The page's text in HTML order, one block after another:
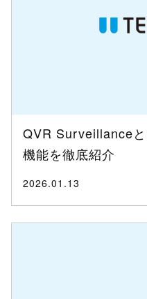
QVR Surveillance
機能を徹底紹介
2026.01.13